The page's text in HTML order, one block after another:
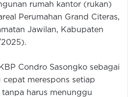
rumah kantor (rukan)
Perumahan Grand Citeras,
Jawilan, Kabupaten
2025).
Condro Sasongko sebagai
merespons setiap
tanpa harus menunggu